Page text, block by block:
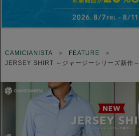
CAMICIANISTA
FEATURE
JERSEY SHIRT ～ジャージーシリーズ新作～